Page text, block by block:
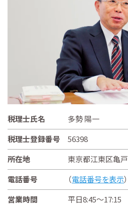
税理士氏名
多勢 陽一
税理士登録番号
56398
所在地
東京都江東区亀
電話番号
（電話番号を表示）
営業時間
平日8:45～17:15